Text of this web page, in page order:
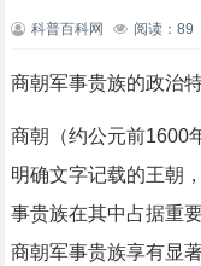
科普百科网 阅读：89
商朝军事贵族的政治
商朝（约公元前1600
明确文字记载的王朝
事贵族在其中占据重
商朝军事贵族享有显